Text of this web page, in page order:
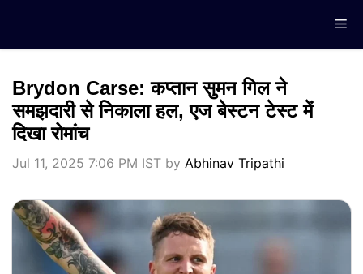
content
Brydon Carse: कप्तान सुमन गिल ने
समझदारी से निकाला हल, एज बेस्टन टेस्ट में
दिखा रोमांच
Jul 11, 2025 7:06 PM IST by Abhinav Tripathi